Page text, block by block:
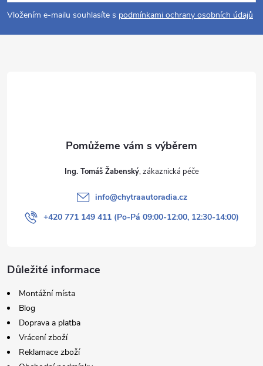
pVložením e-mailu souhlasíte s podmínkami ochrany osobních údajů
Ing. Tomáš Žabenský
info@chytraautoradia.cz
+420 771 149 411 (Po-Pá 09:00-12:00, 12:30-14:00)
Důležité informace
Montážní místa
Blog
Doprava a platba
Vrácení zboží
Reklamace zboží